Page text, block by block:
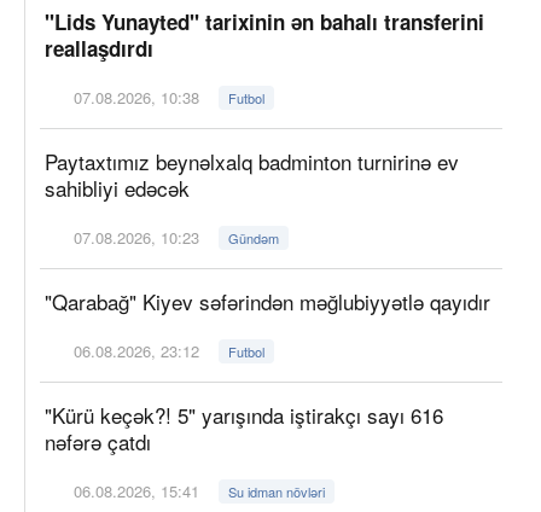
"Lids Yunayted" tarixinin ən bahalı transferini
reallaşdırdı
07.08.2026, 10:38 Futbol
Paytaxtımız beynəlxalq badminton turnirinə ev
sahibliyi edəcək
07.08.2026, 10:23 Gündəm
"Qarabağ" Kiyev səfərindən məğlubiyyətlə qayıdır
06.08.2026, 23:12 Futbol
"Kürü keçək?! 5" yarışında iştirakçı sayı 616
nəfərə çatdı
06.08.2026, 15:41 Su idman növləri